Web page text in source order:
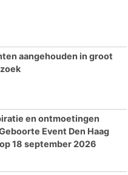
aangehouden in groot
en ontmoetingen
Event Den Haag
18 september 2026